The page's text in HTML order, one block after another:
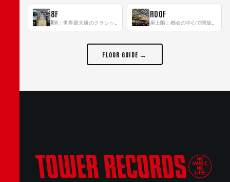
8F ROOF
FLOOR GUIDE →